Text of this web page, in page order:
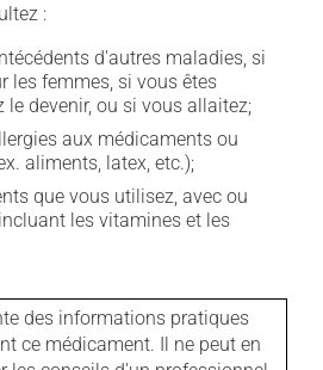
:
d'autres maladies, si
les femmes, si vous êtes
le devenir, ou si vous allaitez;
aux médicaments ou
aliments, latex, etc.);
que vous utilisez, avec ou
les vitamines et les
des informations pratiques
ce médicament. Il ne peut en